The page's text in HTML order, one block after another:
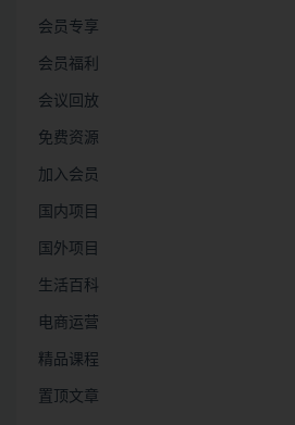
会员专享
会员福利
会议回放
免费资源
加入会员
国内项目
国外项目
生活百科
电商运营
精品课程
置顶文章